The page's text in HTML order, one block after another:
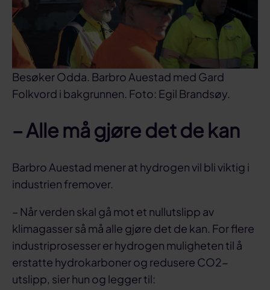
Besøker Odda. Barbro Auestad med Gard
Folkvord i bakgrunnen. Foto: Egil Brandsøy.
– Alle må gjøre det de kan
Barbro Auestad mener at hydrogen vil bli viktig i
industrien fremover.
– Når verden skal gå mot et nullutslipp av
klimagasser så må alle gjøre det de kan. For flere
industriprosesser er hydrogen muligheten til å
erstatte hydrokarboner og redusere CO2-
utslipp, sier hun og legger til: